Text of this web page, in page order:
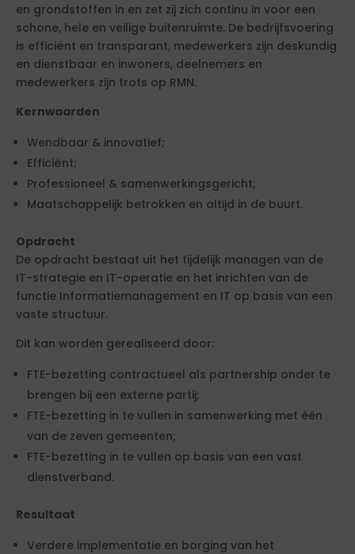
en grondstoffen in en zet zij zich continu in voor een
schone, hele en veilige buitenruimte. De bedrijfsvoering
is efficiënt en transparant, medewerkers zijn deskundig
en dienstbaar en inwoners, deelnemers en
medewerkers zijn trots op RMN.
Kernwaarden
Wendbaar & innovatief;
Efficiënt;
Professioneel & samenwerkingsgericht;
Maatschappelijk betrokken en altijd in de buurt.
Opdracht
De opdracht bestaat uit het tijdelijk managen van de
IT-strategie en IT-operatie en het inrichten van de
functie Informatiemanagement en IT op basis van een
vaste structuur.
Dit kan worden gerealiseerd door:
FTE-bezetting contractueel als partnership onder te
brengen bij een externe partij;
FTE-bezetting in te vullen in samenwerking met één
van de zeven gemeenten;
FTE-bezetting in te vullen op basis van een vast
dienstverband.
Resultaat
Verdere implementatie en borging van het